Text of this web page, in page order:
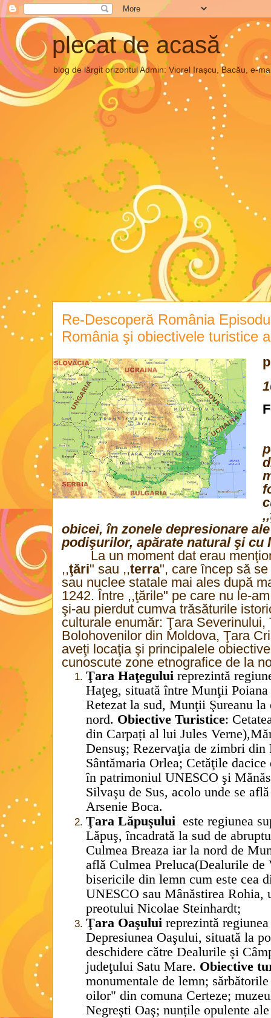
plecat de acasă
blog de lărgit orizontul Admin: Viorel Irașcu, Bacău, e-
Re-Descoperă România
România şi obiectivele turistice
,,
obicei, în zonele depresionare
podişurilor, apărate natural şi cu
La un moment dat erau
,,ţări" sau ,,terra", care încep să
sau nuclee statale mai ales după
1242. Între ,,ţările" pe care nu le-
şi-au pierdut cumva trăsăturile
culturale enumăr: Ţara
Bolohovenilor din Moldova, Ţara
aveţi locaţia şi principalele
cunoscute zone etnografice de la
Ţara Haţegului reprezintă
Haţeg, situată între Munţii
Retezat la sud, Munţii Şureanu
nord. Obiective Turistice:
din Carpați al lui Jules
Densuş; Rezervaţia de zimbri
Sântămaria Orlea; Cetăţile
în patrimoniul UNESCO şi
Silvaşu de Sus, acolo unde se
Arsenie Boca.
Ţara Lăpuşului este regiunea
Lăpuş, încadrată la sud de
Culmea Breaza iar la nord de
află Culmea Preluca(Dealurile
bisericile din lemn cum este cea
UNESCO sau Mânăstirea Rohia,
preotului Nicolae Steinhardt;
Ţara Oaşului reprezintă
Depresiunea Oaşului, situată la
deschidere către Dealurile şi
judeţului Satu Mare. Obiective
monumentale de lemn;
oilor" din comuna Certeze;
Negreşti Oaş; nunțile opulente